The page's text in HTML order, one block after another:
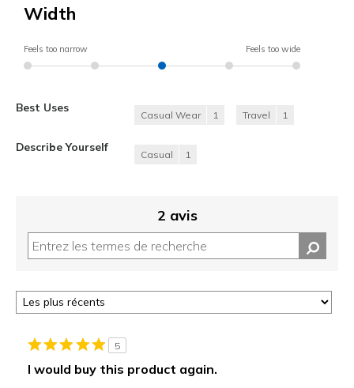
Width
Feels too narrow Feels too wide
Best Uses
Casual Wear 1 Travel 1
Describe Yourself
Casual 1
2 avis
5
I would buy this product again.